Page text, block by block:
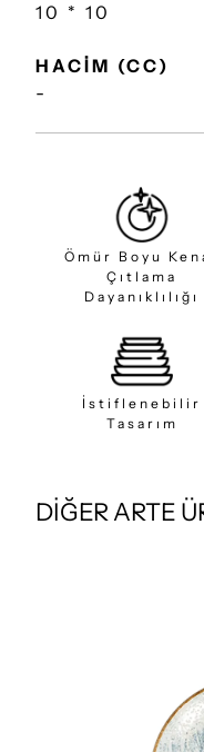
10 * 10
HACİM (CC)
-
Ömür Boyu
Çıtlama
Dayanıklılığı
İstiflenebilir
Tasarım
DİĞER ARTE